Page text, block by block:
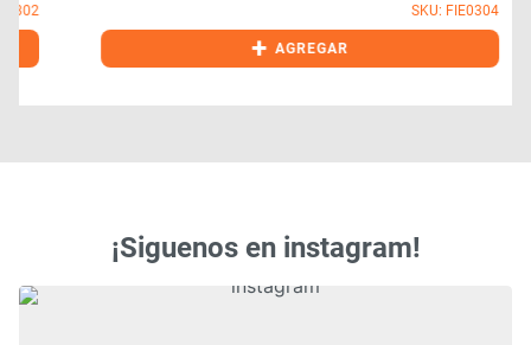
SKU: FIE0304
AGREGAR
¡Siguenos en instagram!